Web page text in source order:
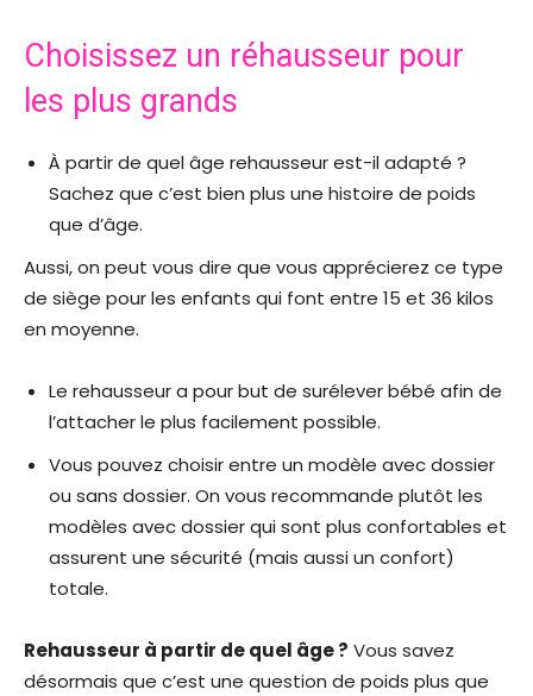
Choisissez un réhausseur pour
les plus grands
À partir de quel âge rehausseur est-il adapté ?
Sachez que c’est bien plus une histoire de poids
que d’âge.
Aussi, on peut vous dire que vous apprécierez ce type
de siège pour les enfants qui font entre 15 et 36 kilos
en moyenne.
Le rehausseur a pour but de surélever bébé afin de
l’attacher le plus facilement possible.
Vous pouvez choisir entre un modèle avec dossier
ou sans dossier. On vous recommande plutôt les
modèles avec dossier qui sont plus confortables et
assurent une sécurité (mais aussi un confort)
totale.
Rehausseur à partir de quel âge ? Vous savez
désormais que c’est une question de poids plus que